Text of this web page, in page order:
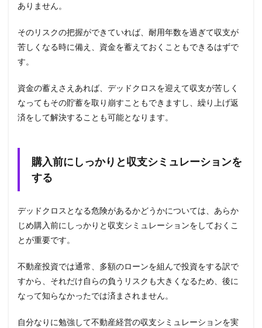
ありません。
そのリスクの把握ができていれば、耐用年数を過ぎて収支が
苦しくなる時に備え、資金を蓄えておくこともできるはずで
す。
資金の蓄えさえあれば、デッドクロスを迎えて収支が苦しく
なってもその貯蓄を取り崩すこともできますし、繰り上げ返
済をして解決することも可能となります。
購入前にしっかりと収支シミュレーションを
する
デッドクロスとなる危険があるかどうかについては、あらか
じめ購入前にしっかりと収支シミュレーションをしておくこ
とが重要です。
不動産投資では通常、多額のローンを組んで投資をする訳で
すから、それだけ自らの負うリスクも大きくなるため、後に
なって知らなかったでは済まされません。
自分なりに勉強して不動産経営の収支シミュレーションを実